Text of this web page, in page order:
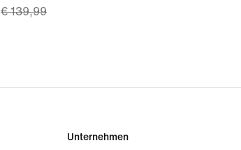
price
€ 139,99
€ 139,99
Unternehmen